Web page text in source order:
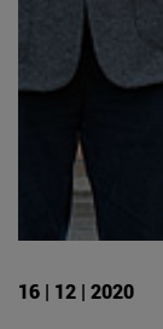
16 | 12 | 2020